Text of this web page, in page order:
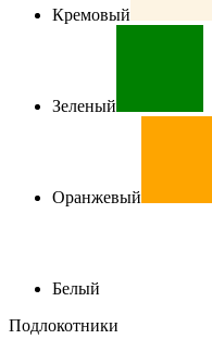
Кремовый
Зеленый
Оранжевый
Белый
Подлокотники